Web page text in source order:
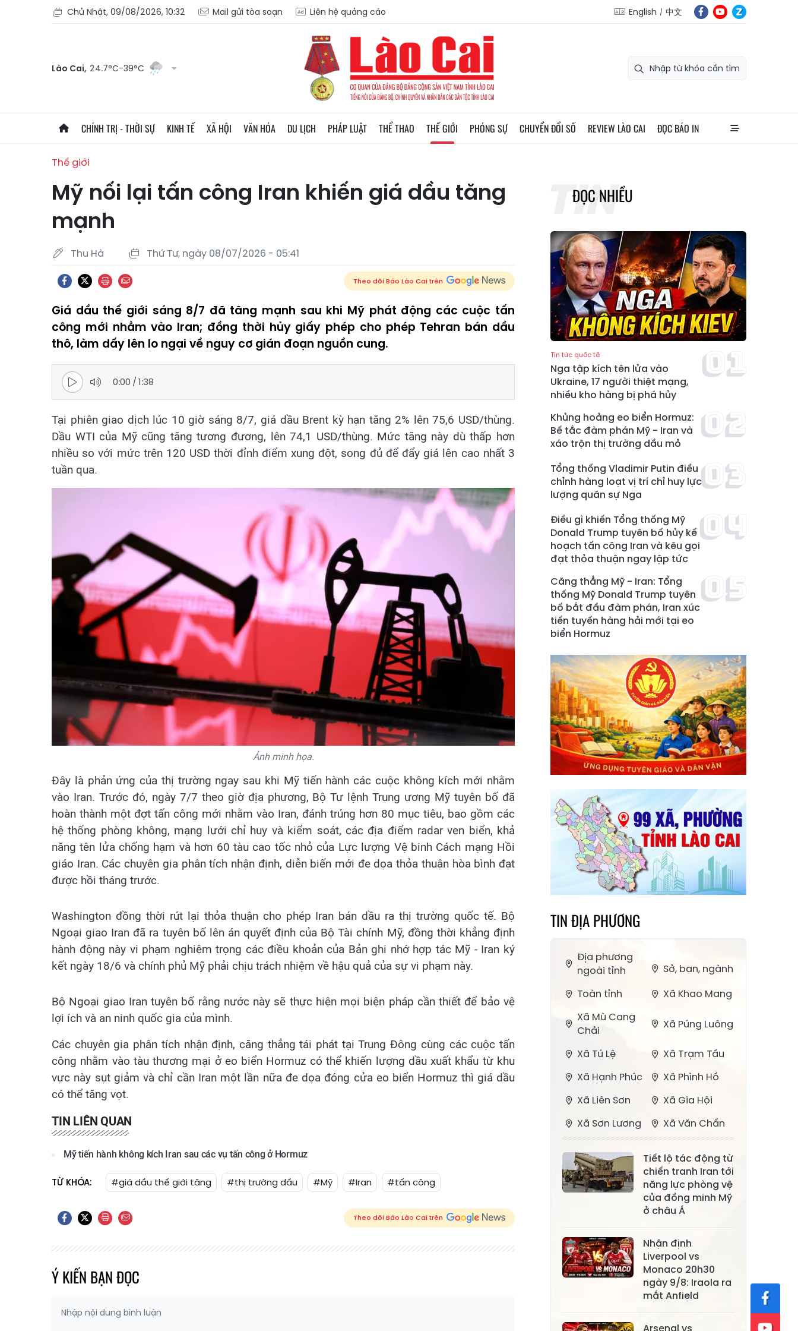
Chủ Nhật, 09/08/2026, 10:32 Mail gửi tòa soạn Liên hệ quảng cáo English 中文
Lào Cai, 24.7°C-39°C
CHÍNH TRỊ - THỜI SỰ KINH TẾ XÃ HỘI VĂN HÓA DU LỊCH PHÁP LUẬT THỂ THAO THẾ GIỚI PHÓNG SỰ CHUYỂN ĐỔI SỐ REVIEW LÀO CAI ĐỌC BÁO IN
Thế giới
Mỹ nối lại tấn công Iran khiến giá dầu tăng
mạnh
Thu Hà Thứ Tư, ngày 08/07/2026 - 05:41
Theo dõi Báo Lào Cai trên
Giá dầu thế giới sáng 8/7 đã tăng mạnh sau khi Mỹ phát động các cuộc tấn
công mới nhằm vào Iran; đồng thời hủy giấy phép cho phép Tehran bán dầu
thô, làm dấy lên lo ngại về nguy cơ gián đoạn nguồn cung.
0:00 /1:38
Tại phiên giao dịch lúc 10 giờ sáng 8/7, giá dầu Brent kỳ hạn tăng 2% lên 75,6 USD/thùng.
Dầu WTI của Mỹ cũng tăng tương đương, lên 74,1 USD/thùng. Mức tăng này dù thấp hơn
nhiều so với mức trên 120 USD thời đỉnh điểm xung đột, song đủ để đẩy giá lên cao nhất 3
tuần qua.
Ảnh minh họa.
Đây là phản ứng của thị trường ngay sau khi Mỹ tiến hành các cuộc không kích mới nhằm
vào Iran. Trước đó, ngày 7/7 theo giờ địa phương, Bộ Tư lệnh Trung ương Mỹ tuyên bố đã
hoàn thành một đợt tấn công mới nhằm vào Iran, đánh trúng hơn 80 mục tiêu, bao gồm các
hệ thống phòng không, mạng lưới chỉ huy và kiểm soát, các địa điểm radar ven biển, khả
năng tên lửa chống hạm và hơn 60 tàu cao tốc nhỏ của Lực lượng Vệ binh Cách mạng Hồi
giáo Iran. Các chuyên gia phân tích nhận định, diễn biến mới đe dọa thỏa thuận hòa bình đạt
được hồi tháng trước.
Washington đồng thời rút lại thỏa thuận cho phép Iran bán dầu ra thị trường quốc tế. Bộ
Ngoại giao Iran đã ra tuyên bố lên án quyết định của Bộ Tài chính Mỹ, đồng thời khẳng định
hành động này vi phạm nghiêm trọng các điều khoản của Bản ghi nhớ hợp tác Mỹ - Iran ký
kết ngày 18/6 và chính phủ Mỹ phải chịu trách nhiệm về hậu quả của sự vi phạm này.
Bộ Ngoại giao Iran tuyên bố rằng nước này sẽ thực hiện mọi biện pháp cần thiết để bảo vệ
lợi ích và an ninh quốc gia của mình.
Các chuyên gia phân tích nhận định, căng thẳng tái phát tại Trung Đông cùng các cuộc tấn
công nhằm vào tàu thương mại ở eo biển Hormuz có thể khiến lượng dầu xuất khẩu từ khu
vực này sụt giảm và chỉ cần Iran một lần nữa đe dọa đóng cửa eo biển Hormuz thì giá dầu
có thể tăng vọt.
TIN LIÊN QUAN
Mỹ tiến hành không kích Iran sau các vụ tấn công ở Hormuz
TỪ KHÓA: #giá dầu thế giới tăng #thị trường dầu #Mỹ #Iran #tấn công
Theo dõi Báo Lào Cai trên
Ý KIẾN BẠN ĐỌC
ĐỌC NHIỀU
Tin tức quốc tế
Nga tập kích tên lửa vào
Ukraine, 17 người thiệt mạng,
nhiều kho hàng bị phá hủy
Khủng hoảng eo biển Hormuz:
Bế tắc đàm phán Mỹ - Iran và
xáo trộn thị trường dầu mỏ
Tổng thống Vladimir Putin điều
chỉnh hàng loạt vị trí chỉ huy lực
lượng quân sự Nga
Điều gì khiến Tổng thống Mỹ
Donald Trump tuyên bố hủy kế
hoạch tấn công Iran và kêu gọi
đạt thỏa thuận ngay lập tức
Căng thẳng Mỹ - Iran: Tổng
thống Mỹ Donald Trump tuyên
bố bắt đầu đàm phán, Iran xúc
tiến tuyến hàng hải mới tại eo
biển Hormuz
TIN ĐỊA PHƯƠNG
Địa phương
ngoài tỉnh
Sở, ban, ngành
Toàn tỉnh
Xã Khao Mang
Xã Mù Cang
Chải
Xã Púng Luông
Xã Tú Lệ
Xã Trạm Tấu
Xã Hạnh Phúc
Xã Phình Hồ
Xã Liên Sơn
Xã Gia Hội
Xã Sơn Lương
Xã Văn Chấn
Bằng La
Xã Chấn Thịnh
Xã Nghĩa Tâm
Xã Phong Dụ
Hạ
Xã Đông
Cuông
Xã Tân Hợp
Xã Mậu A Xã Xuân Ái
Xã Lâm
Tiết lộ tác động từ
chiến tranh Iran tới
năng lực phòng vệ
của đồng minh Mỹ
ở châu Á
Nhận định
Liverpool vs
Monaco 20h30
ngày 9/8: Iraola ra
mắt Anfield